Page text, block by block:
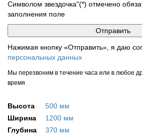
Символом звездочка"(*) отмечено
заполнения поле
Нажимая кнопку «Отправить», я даю
персональных данных
Мы перезвоним в течение часа или в любое
время
Высота
500 мм
Ширина
1200 мм
Глубина
370 мм